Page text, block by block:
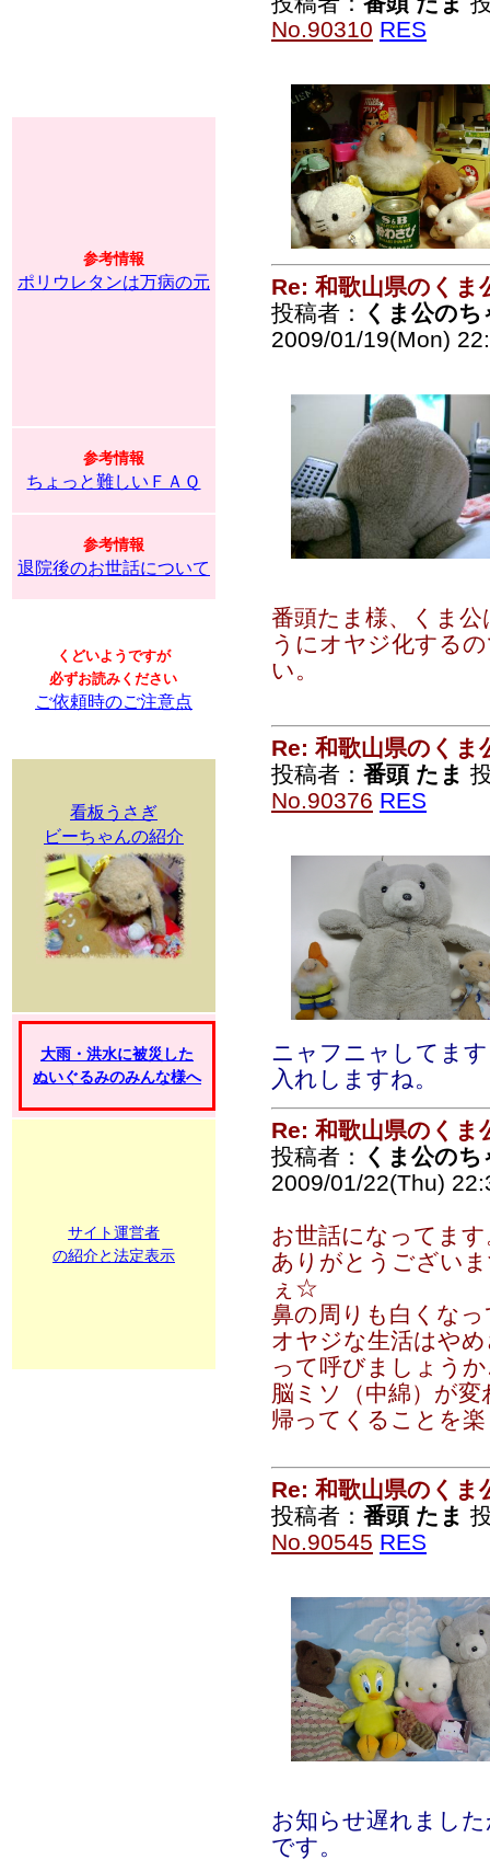
参考情報
ポリウレタンは万病の元
参考情報
ちょっと難しいＦＡＱ
参考情報
退院後のお世話について
くどいようですが
必ずお読みください
ご依頼時のご注意点
看板うさぎ
ビーちゃんの紹介
大雨・洪水に被災した
ぬいぐるみのみんな様へ
サイト運営者
の紹介と法定表示
No.90310 RES
Re: 和歌山県のくま
投稿者：
くま公の
2009/01/19(Mon)
番頭たま様、くま
うにオヤジ化する
い。
Re: 和歌山県のくま
投稿者： 番頭 たま
No.90376 RES
ニャフニャしてま
入れしますね。
Re: 和歌山県のくま
投稿者：
くま公の
2009/01/22(Thu)
お世話になってます
ありがとうござい
ぇ☆
鼻の周りも白くな
オヤジな生活はや
って呼びましょうか
脳ミソ（中綿）が
帰ってくることを
Re: 和歌山県のくま
投稿者： 番頭 たま
No.90545 RES
お知らせ遅れまし
です。